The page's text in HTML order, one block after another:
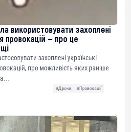
використовувати захоплені
провокацій — про це
захоплені українські
про можливість яких раніше
#Дрони
#Провокації